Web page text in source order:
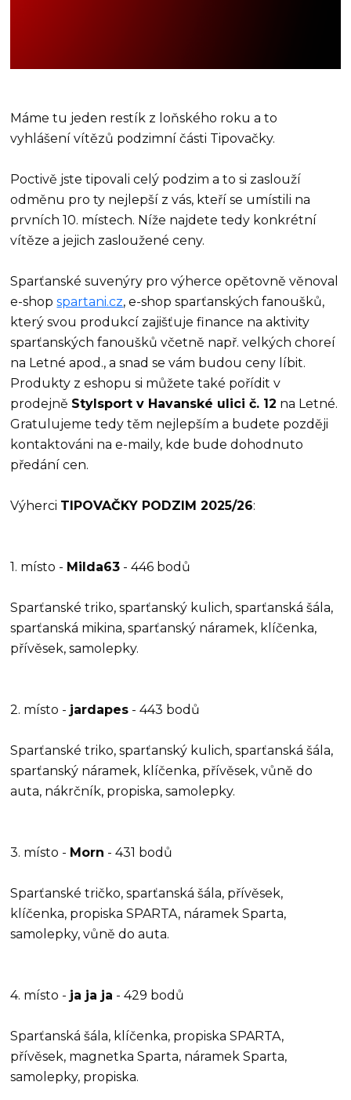
Máme tu jeden restík z loňského roku a to
vyhlášení vítězů podzimní části Tipovačky.
Poctivě jste tipovali celý podzim a to si zaslouží
odměnu pro ty nejlepší z vás, kteří se umístili na
prvních 10. místech. Níže najdete tedy konkrétní
vítěze a jejich zasloužené ceny.
Sparťanské suvenýry pro výherce opětovně věnoval
e-shopspartani.cz, e-shop sparťanských fanoušků,
který svou produkcí zajišťuje finance na aktivity
sparťanských fanoušků včetně např. velkých choreí
na Letné apod., a snad se vám budou ceny líbit.
Produkty z eshopu si můžete také pořídit v
prodejně Stylsport v Havanské ulici č. 12 na Letné.
Gratulujeme tedy těm nejlepším a budete později
kontaktováni na e-maily, kde bude dohodnuto
předání cen.
Výherci TIPOVAČKY PODZIM 2025/26:
1. místo - Milda63 - 446 bodů
Sparťanské triko, sparťanský kulich, sparťanská šála,
sparťanská mikina, sparťanský náramek, klíčenka,
přívěsek, samolepky.
2. místo - jardapes - 443 bodů
Sparťanské triko, sparťanský kulich, sparťanská šála,
sparťanský náramek, klíčenka, přívěsek, vůně do
auta, nákrčník, propiska, samolepky.
3. místo - Morn - 431 bodů
Sparťanské tričko, sparťanská šála, přívěsek,
klíčenka, propiska SPARTA, náramek Sparta,
samolepky, vůně do auta.
4. místo - ja ja ja - 429 bodů
Sparťanská šála, klíčenka, propiska SPARTA,
přívěsek, magnetka Sparta, náramek Sparta,
samolepky, propiska.